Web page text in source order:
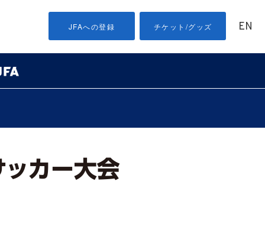
JFAへの登録 チケット/グッズ EN